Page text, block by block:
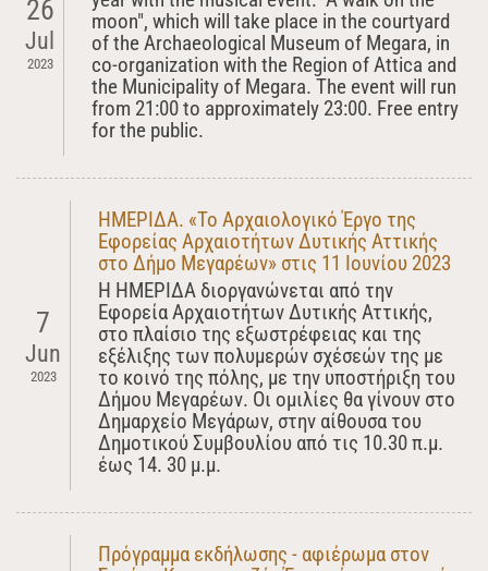
26
Jul
2023
moon", which will take place in the courtyard
of the Archaeological Museum of Megara, in
co-organization with the Region of Attica and
the Municipality of Megara. The event will run
from 21:00 to approximately 23:00. Free entry
for the public.
7
Jun
2023
ΗΜΕΡΙΔΑ. «Το Αρχαιολογικό Έργο της
Εφορείας Αρχαιοτήτων Δυτικής Αττικής
στο Δήμο Μεγαρέων» στις 11 Ιουνίου 2023
Η ΗΜΕΡΙΔΑ διοργανώνεται από την
Εφορεία Αρχαιοτήτων Δυτικής Αττικής,
στο πλαίσιο της εξωστρέφειας και της
εξέλιξης των πολυμερών σχέσεών της με
το κοινό της πόλης, με την υποστήριξη του
Δήμου Μεγαρέων. Οι ομιλίες θα γίνουν στο
Δημαρχείο Μεγάρων, στην αίθουσα του
Δημοτικού Συμβουλίου από τις 10.30 π.μ.
έως 14. 30 μ.μ.
Πρόγραμμα εκδήλωσης - αφιέρωμα στον